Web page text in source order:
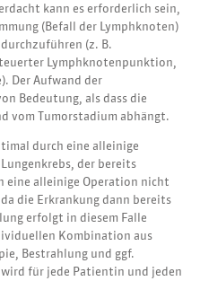
kann es erforderlich sein,
(Befall der Lymphknoten)
(z. B.
Lymphknotenpunktion,
Der Aufwand der
Bedeutung, als dass die
vom Tumorstadium abhängt.
durch eine alleinige
der bereits
eine alleinige Operation nicht
die Erkrankung dann bereits
erfolgt in diesem Falle
Kombination aus
Bestrahlung und ggf.
für jede Patientin und jeden